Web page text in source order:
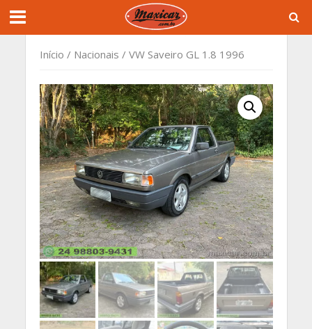
Início / Nacionais / VW Saveiro GL 1.8 1996